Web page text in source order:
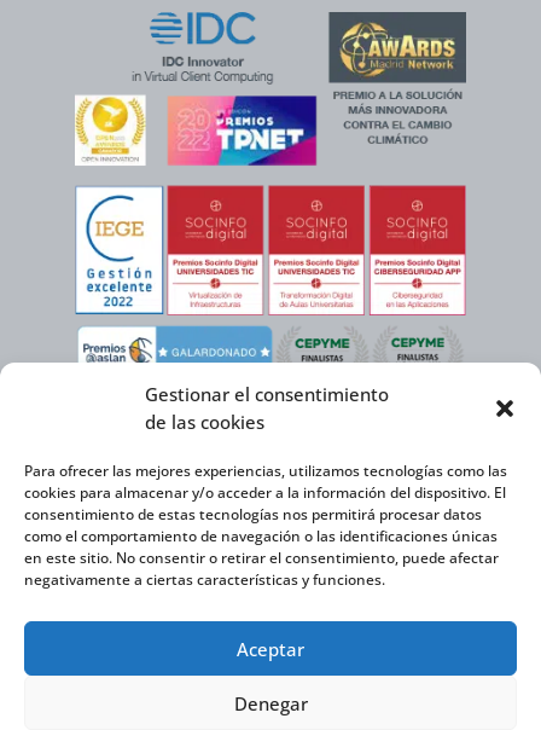
Gestionar el consentimiento
de las cookies
Para ofrecer las mejores experiencias, utilizamos tecnologías como las
cookies para almacenar y/o acceder a la información del dispositivo. El
consentimiento de estas tecnologías nos permitirá procesar datos
como el comportamiento de navegación o las identificaciones únicas
en este sitio. No consentir o retirar el consentimiento, puede afectar
negativamente a ciertas características y funciones.
Aceptar
Denegar
Instituto Español de Comercio Exterior y la cofinanciación del FEDER para
desarrollar su Plan de Expansión Internacional 2020-2025.